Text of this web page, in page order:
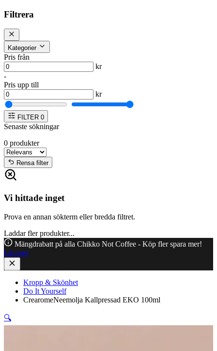
Filtrera
Kategorier
Pris från
kr
-
Pris upp till
kr
FILTER 0
Senaste sökningar
0 produkter
Rensa filter
Vi hittade inget
Prova en annan sökterm eller bredda filtret.
Laddar fler produkter...
Mängdrabatt på alla Chikko Not Coffee - Köp fler spara mer!
Läs mer
Kropp & Skönhet
Do It Yourself
CrearomeNeemolja Kallpressad EKO 100ml
🔍